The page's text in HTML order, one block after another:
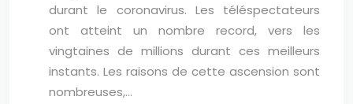
durant le coronavirus. Les téléspectateurs
ont atteint un nombre record, vers les
vingtaines de millions durant ces meilleurs
instants. Les raisons de cette ascension sont
nombreuses,…